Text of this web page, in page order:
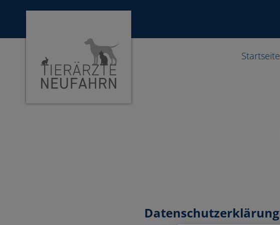
Homepage Tierärzte Neufahrn Startseite
Datenschutzerklärung